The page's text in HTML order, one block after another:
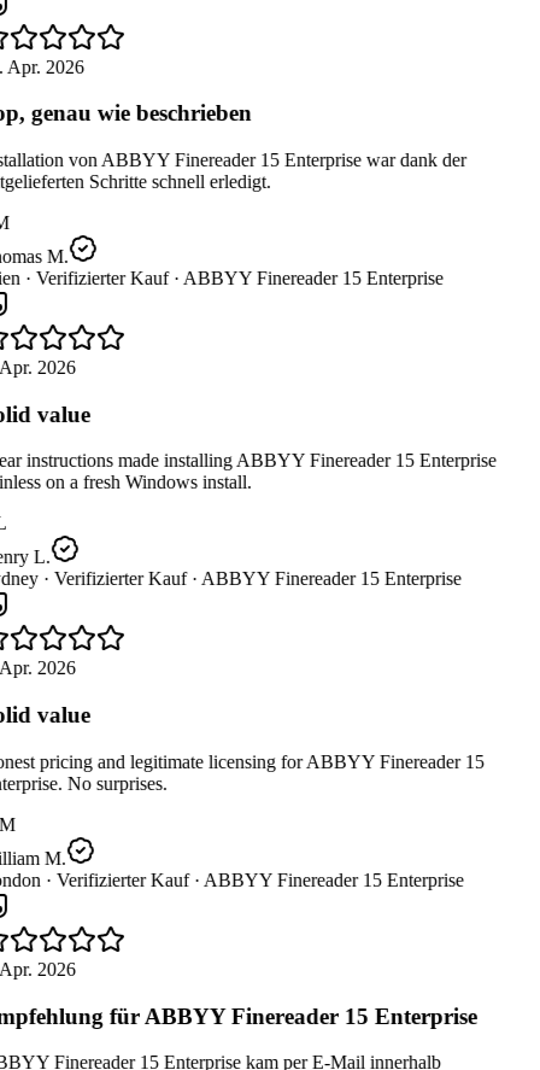
Apr. 2026
genau wie beschrieben
von ABBYY Finereader 15 Enterprise war dank der
Schritte schnell erledigt.
M.
· Verifizierter Kauf ·ABBYY Finereader 15 Enterprise
2026
value
instructions made installing ABBYY Finereader 15 Enterprise
on a fresh Windows install.
L.
· Verifizierter Kauf ·ABBYY Finereader 15 Enterprise
2026
value
pricing and legitimate licensing for ABBYY Finereader 15
No surprises.
M.
· Verifizierter Kauf ·ABBYY Finereader 15 Enterprise
2026
für ABBYY Finereader 15 Enterprise
Finereader 15 Enterprise kam per E-Mail innerhalb